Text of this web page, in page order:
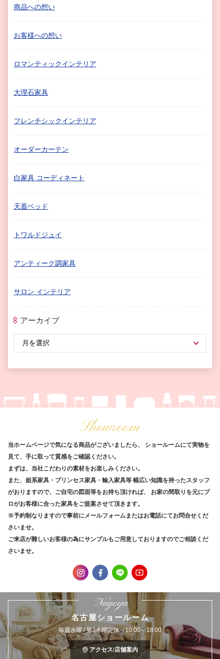
商品への想い
お客様への想い
ロマンティックインテリア
大理石家具
フレンチシックインテリア
オーダーカーテン
白家具 コーディネート
天蓋ベッド
トワルドジュイ
アンティーク調家具
サロン インテリア
アーカイブ
Showroom
当ホームページで気になる商品がございましたら、
ショールームにて実物を
見て、手に取って質感をご確認ください。
まずは、当社こだわりの素材をお楽しみください。
また、姫系家具・プリンセス家具・輸入家具等 幅広い知識を持ったスタッフ
がおりますので、ご自宅の図面等をお持ち頂ければ、
お家の間取りを元にプ
ロがお客様に合った家具をご提案させて頂きます。
※予約制なりますので事前にメールフォームまたはお電話にてお問合せくだ
さいませ。
ご来店が難しいお客様の為にサンプルもご用意しておりますのでご相談くだ
さいませ。
Nagoya
名古屋ショールーム
毎週水曜 / 第3木曜定休 10:00～18:00
アクセス/店舗案内